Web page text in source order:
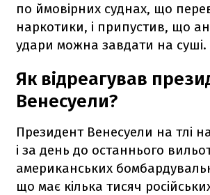
по ймовірних суднах, що
наркотики, і припустив, що
удари можна завдати на суші.
Як відреагував
Венесуели?
Президент Венесуели на тлі
і за день до останнього
американських
що має кілька тисяч